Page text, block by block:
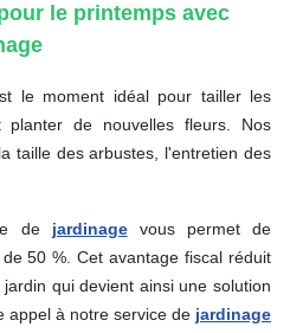
le printemps avec
le moment idéal pour tailler les
de nouvelles fleurs. Nos
taille des arbustes, l'entretien des
de jardinagevous permet de
de 50 %. Cet avantage fiscal réduit
jardin quidevient ainsi une solution
appel à notre service de jardinage